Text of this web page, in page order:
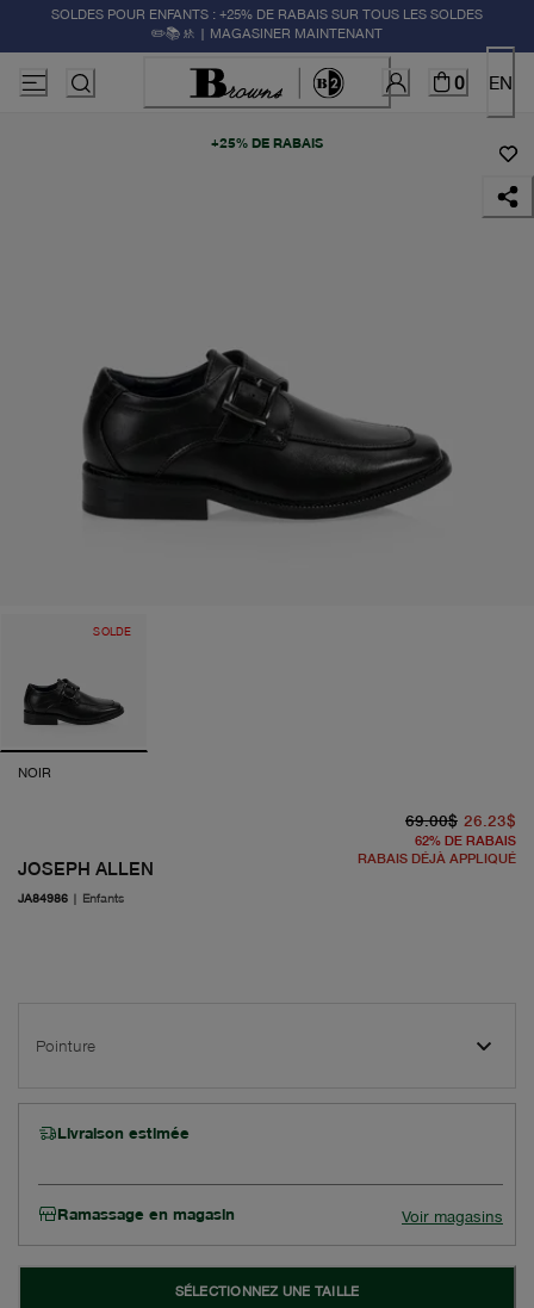
SOLDES POUR ENFANTS : +25% DE RABAIS SUR TOUS LES SOLDES
✏️📚🚸 | MAGASINER MAINTENANT
0 EN
+25% DE RABAIS
SOLDE
NOIR
JOSEPH ALLEN
JA84986 | Enfants
69.00$ 26.23$
62% DE RABAIS
RABAIS DÉJÀ APPLIQUÉ
Pointure
Livraison estimée
Ramassage en magasin Voir magasins
SÉLECTIONNEZ UNE TAILLE